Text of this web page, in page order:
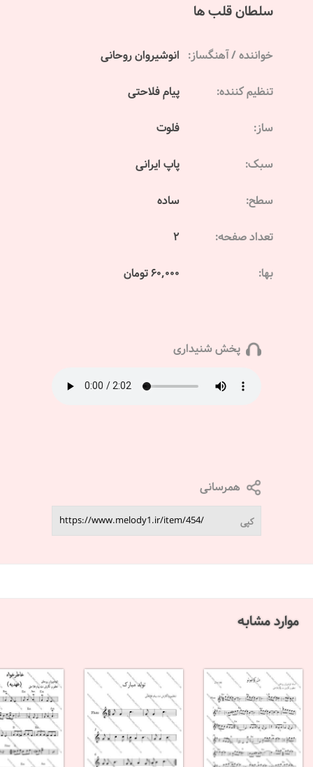
سلطان قلب ها
خواننده / آهنگساز: انوشیروان روحانی
تنظیم کننده: پیام فلاحتی
ساز: فلوت
سبک: پاپ ایرانی
سطح: ساده
تعداد صفحه: 2
بها: 60,000 تومان
پخش شنیداری
همرسانی
کپی
موارد مشابه